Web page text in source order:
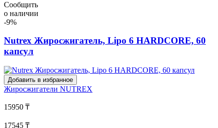
Сообщить
о наличии
-9%
Nutrex Жиросжигатель, Lipo 6 HARDCORE, 60
капсул
Добавить в избранное
Жиросжигатели NUTREX
15950 ₸
17545 ₸